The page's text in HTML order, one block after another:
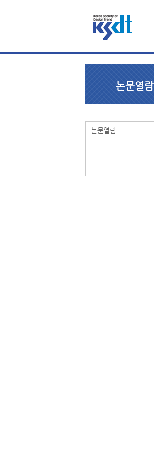
논문열람
논문열람